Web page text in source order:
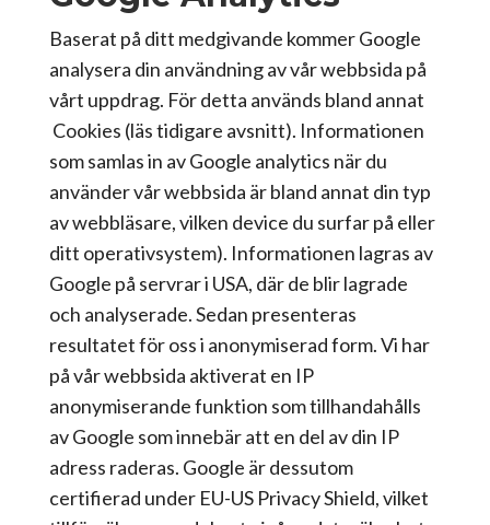
Baserat på ditt medgivande kommer Google
analysera din användning av vår webbsida på
vårt uppdrag. För detta används bland annat
Cookies (läs tidigare avsnitt). Informationen
som samlas in av Google analytics när du
använder vår webbsida är bland annat din typ
av webbläsare, vilken device du surfar på eller
ditt operativsystem). Informationen lagras av
Google på servrar i USA, där de blir lagrade
och analyserade. Sedan presenteras
resultatet för oss i anonymiserad form. Vi har
på vår webbsida aktiverat en IP
anonymiserande funktion som tillhandahålls
av Google som innebär att en del av din IP
adress raderas. Google är dessutom
certifierad under EU-US Privacy Shield, vilket